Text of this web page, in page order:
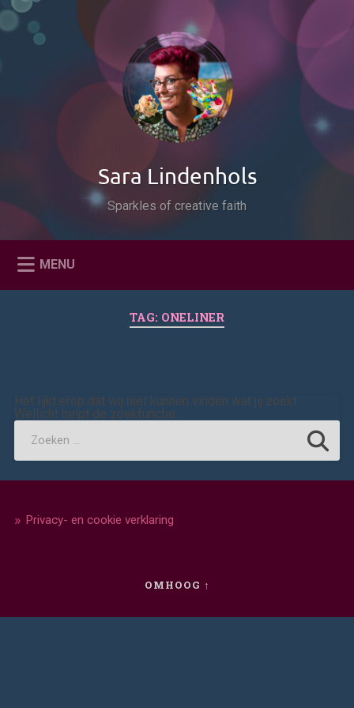
Naar
inhoud
Zoeken
Sara Lindenhols
Sparkles of creative faith
MENU
TAG: ONELINER
Het lijkt erop dat wij niet kunnen vinden wat jij zoekt.
Wellicht helpt de zoekfunctie.
Privacy- en cookie verklaring
OMHOOG ↑